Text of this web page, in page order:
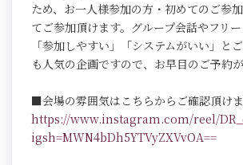
ため、お一人様参加の方・初めてのご参
てご参加頂けます。グループ会話やフリー
「参加しやすい」「システムがいい」と
も人気の企画ですので、お早目のご予約が
■会場の雰囲気はこちらからご確認頂け
https://www.instagram.com/reel/
igsh=MWN4bDh5YTVyZXVvOA==